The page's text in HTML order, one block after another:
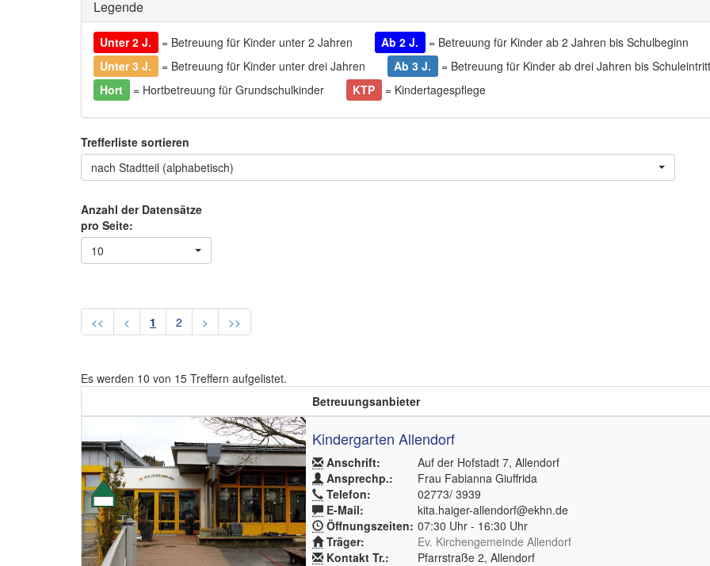
Legende
Unter 2 J. = Betreuung für Kinder unter 2 Jahren Ab 2 J.
= Betreuung für Kinder ab 2 Jahren bis Schulbeginn
Unter 3 J.
= Betreuung für Kinder unter drei Jahren Ab 3 J.
= Betreuung für Kinder ab drei Jahren bis Schuleintritt
Hort
= Hortbetreuung für Grundschulkinder KTP = Kindertagespflege
Trefferliste sortieren
nach Stadtteil (alphabetisch)
Anzahl der Datensätze
pro Seite:
10
<< < 1 2 > >>
Es werden 10 von 15 Treffern aufgelistet.
Betreuungsanbieter
Kindergarten Allendorf
Anschrift:
Auf der Hofstadt 7, Allendorf
Ansprechp.:
Frau Fabianna Giuffrida
Telefon:
02773/ 3939
E-Mail:
kita.haiger-allendorf@ekhn.de
Öffnungszeiten: 07:30 Uhr - 16:30 Uhr
Träger:
Ev. Kirchengemeinde Allendorf
Kontakt Tr.:
Pfarrstraße 2, Allendorf